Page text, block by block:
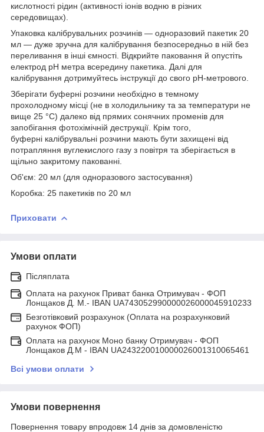
кислотності рідин (активності іонів водню в різних
середовищах).
Упаковка калібрувальних розчинів — одноразовий пакетик 20
мл — дуже зручна для калібрування безпосередньо в ній без
переливання в інші ємності. Відкрийте паковання й опустіть
електрод pH метра всередину пакетика. Далі для
калібрування дотримуйтесь інструкції до свого pH-метрового.
Зберігати буферні розчини необхідно в темному
прохолодному місці (не в холодильнику та за температури не
вище 25 °C) далеко від прямих сонячних променів для
запобігання фотохімічній деструкції. Крім того,
буферні калібрувальні розчини мають бути захищені від
потрапляння вуглекислого газу з повітря та зберігається в
щільно закритому пакованні.
Об'єм: 20 мл (для одноразового застосування)
Коробка: 25 пакетиків по 20 мл
Приховати
Умови оплати
Післяплата
Оплата на рахунок Приват банка Отримувач - ФОП
Лонщаков Д. М.- IBAN UA743052990000026000045910233
Безготівковий розрахунок (Оплата на розрахунковий
рахунок ФОП)
Оплата на рахунок Моно банку Отримувач - ФОП
Лонщаков Д.М - IBAN UA243220010000026001310065461
Всі умови оплати
Умови повернення
Повернення товару впродовж 14 днів за домовленістю